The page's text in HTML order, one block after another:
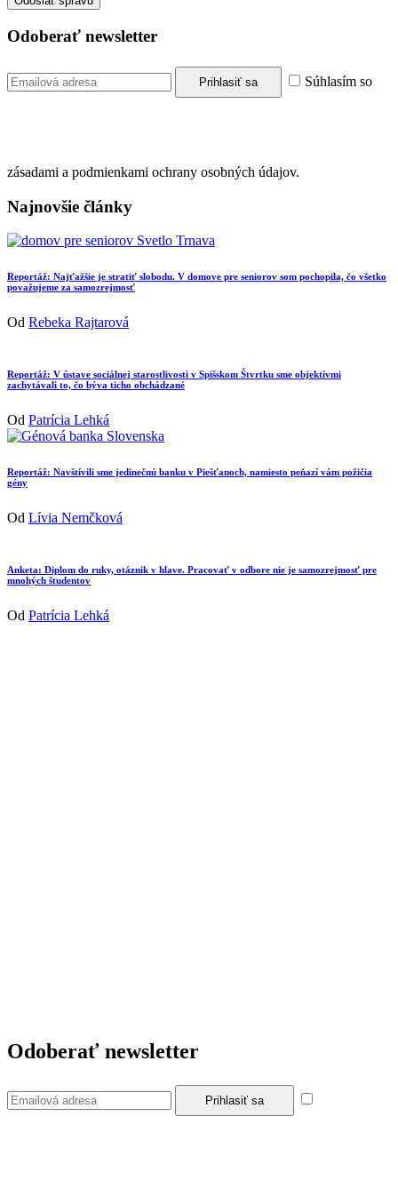
Odoberať newsletter
Súhlasím so
zásadami a podmienkami ochrany osobných údajov.
Najnovšie články
Reportáž: Najťažšie je stratiť slobodu. V domove pre seniorov som pochopila, čo všetko
považujeme za samozrejmosť
Od Rebeka Rajtarová
Reportáž: V ústave sociálnej starostlivosti v Spišskom Štvrtku sme objektívmi
zachytávali to, čo býva ticho obchádzané
Od Patrícia Lehká
Reportáž: Navštívili sme jedinečnú banku v Piešťanoch, namiesto peňazí vám požičia
gény
Od Lívia Nemčková
Anketa: Diplom do ruky, otáznik v hlave. Pracovať v odbore nie je samozrejmosť pre
mnohých študentov
Od Patrícia Lehká
Odoberať newsletter